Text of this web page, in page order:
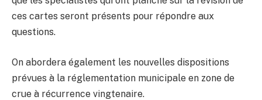
ces cartes seront présents pour répondre aux
questions.
On abordera également les nouvelles dispositions
prévues à la réglementation municipale en zone de
crue à récurrence vingtenaire.